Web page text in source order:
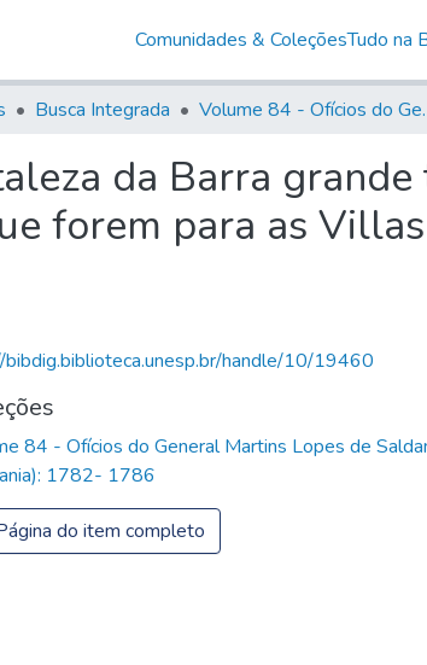
Comunidades & ColeçõesTudo na
Busca Integrada Volume 84 - Ofícios do
da Barra
forem para as
handle/10/19460
84 - Ofícios do General Martins Lopes de
1782- 1786
do item completo